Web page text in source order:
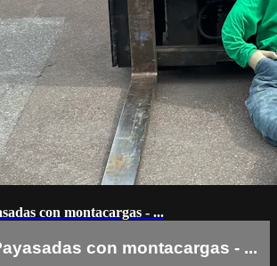
con montacargas - ...
con montacargas - ...